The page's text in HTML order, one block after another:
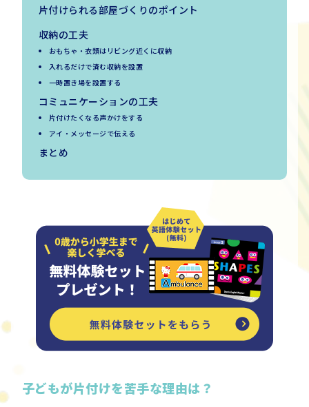
片付けられる部屋づくりのポイント
収納の工夫
おもちゃ・衣類はリビング近くに収納
入れるだけで済む収納を設置
一時置き場を設置する
コミュニケーションの工夫
片付けたくなる声かけをする
アイ・メッセージで伝える
まとめ
子どもが片付けを苦手な理由は？